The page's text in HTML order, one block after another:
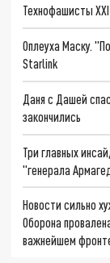
Технофашисты
Оплеуха Маску.
Starlink
Даня с Дашей
закончились
Три главных
"генерала
Новости сильно
Оборона
важнейшем